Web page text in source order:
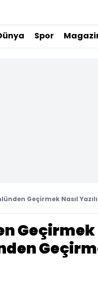
Spor
Geçirmek Nasıl
Geçirmek